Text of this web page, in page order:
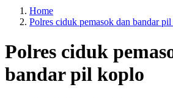
Home
Polres ciduk pemasok dan bandar
Polres ciduk
bandar pil koplo